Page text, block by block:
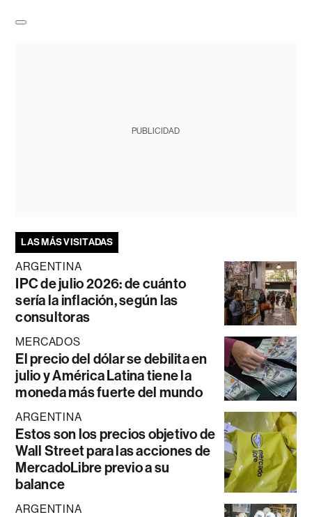
PUBLICIDAD
LAS MÁS VISITADAS
ARGENTINA
IPC de julio 2026: de cuánto
sería la inflación, según las
consultoras
MERCADOS
El precio del dólar se debilita en
julio y América Latina tiene la
moneda más fuerte del mundo
ARGENTINA
Estos son los precios objetivo de
Wall Street para las acciones de
MercadoLibre previo a su
balance
ARGENTINA